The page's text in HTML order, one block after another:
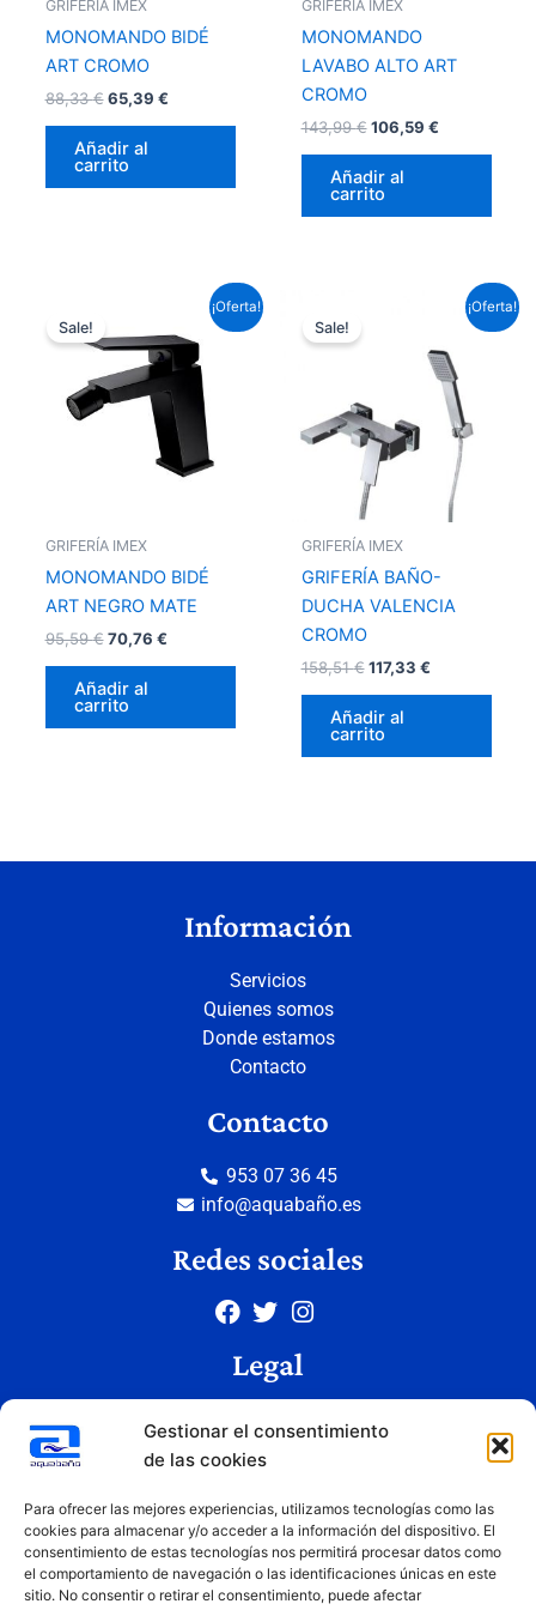
Gestionar el consentimiento
de las cookies
Para ofrecer las mejores experiencias, utilizamos tecnologías como las
cookies para almacenar y/o acceder a la información del dispositivo. El
consentimiento de estas tecnologías nos permitirá procesar datos como
el comportamiento de navegación o las identificaciones únicas en este
sitio. No consentir o retirar el consentimiento, puede afectar
GRIFERÍA IMEX
MONOMANDO BIDÉ
ART CROMO
88,33€ 65,39 €
Añadir al
carrito
GRIFERÍA IMEX
MONOMANDO
LAVABO ALTO ART
CROMO
143,99€ 106,59 €
Añadir al
carrito
¡Oferta!
Sale!
GRIFERÍA IMEX
MONOMANDO BIDÉ
ART NEGRO MATE
95,59€
original
95,59 €.
70,76 €
precio
actual
es:
70,76 €.
Añadir al
carrito
¡Oferta!
Sale!
GRIFERÍA IMEX
GRIFERÍA BAÑO-
DUCHA VALENCIA
CROMO
158,51€
158,51 €.
117,33 €
precio
es:
117,33 €.
Añadir al
carrito
Información
Servicios
Quienes somos
Donde estamos
Contacto
Contacto
953 07 36 45
info@aquabaño.es
Redes sociales
Legal
Política de privacidad
Condiciones de uso
Copyright © 2026 Aquabaño | Todos los derechos reservados